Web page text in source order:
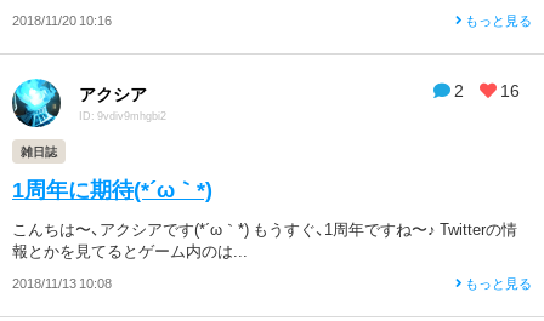
2018/11/20 10:16 もっと見る
2 16
アクシア
ID: 9vdiv9mhgbi2
雑日誌
1周年に期待(*´ω｀*)
こんちは〜、アクシアです(*´ω｀*) もうすぐ、1周年ですね〜♪ Twitterの情
報とかを見てるとゲーム内のは...
2018/11/13 10:08 もっと見る